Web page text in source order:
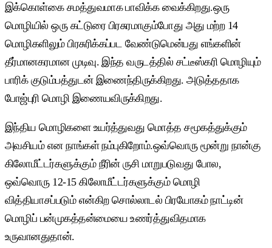
இக்கொள்கை சமத்துவமாக பாவிக்க வைக்கிறது.ஒரு
மொழியில் ஒரு கட்டுரை பிரசுரமாகும்போது அது மற்ற 14
மொழிகளிலும் பிரசுரிக்கப்பட வேண்டுமென்பது எங்களின்
தீர்மானகரமான முடிவு. இந்த வருடத்தில் சட்டீஸ்கரி மொழியும்
பாரிக் குடும்பத்துடன் இணைந்திருக்கிறது. அடுத்ததாக
போஜ்புரி மொழி இணையவிருக்கிறது.
இந்திய மொழிகளை உயர்த்துவது மொத்த சமூகத்துக்கும்
அவசியம் என நாங்கள் நம்புகிறோம்.ஒவ்வொரு மூன்று நான்கு
கிலோமீட்டர்களுக்கும் நீரின் ருசி மாறுபடுவது போல,
ஒவ்வொரு 12-15 கிலோமீட்டர்களுக்கும் மொழி
வித்தியாசப்படும் என்கிற சொல்லாடல் பிரயோகம் நாட்டின்
மொழிப் பன்முகத்தன்மையை உணர்த்துவிதமாக
உருவானதுதான்.